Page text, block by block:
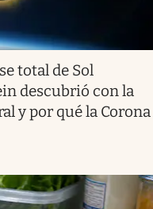
total de Sol
descubrió con la
y por qué la Corona